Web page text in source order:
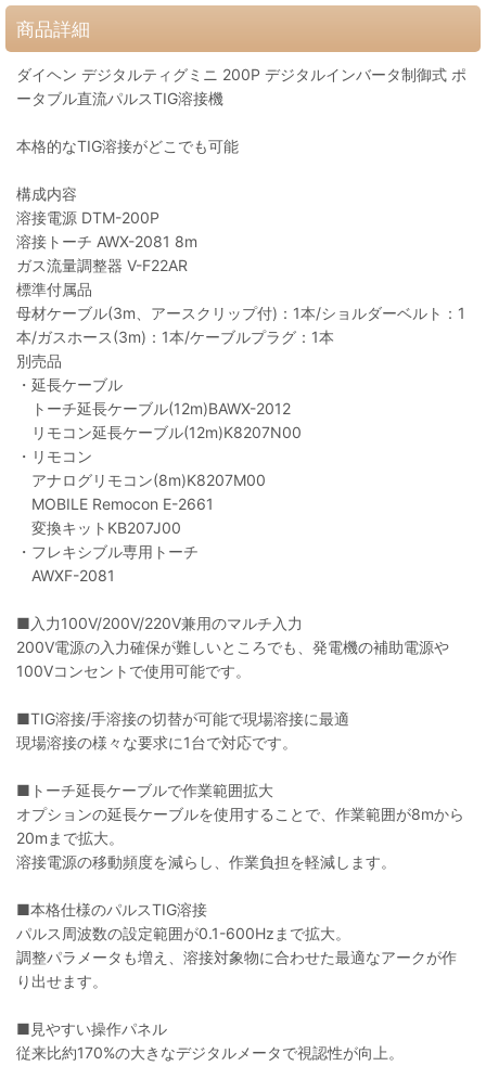
商品詳細
ダイヘン デジタルティグミニ 200P デジタルインバータ制御式 ポ
ータブル直流パルスTIG溶接機
本格的なTIG溶接がどこでも可能
構成内容
溶接電源 DTM-200P
溶接トーチ AWX-2081 8m
ガス流量調整器 V-F22AR
標準付属品
母材ケーブル(3m、アースクリップ付)：1本/ショルダーベルト：1
本/ガスホース(3m)：1本/ケーブルプラグ：1本
別売品
・延長ケーブル
トーチ延長ケーブル(12m)BAWX-2012
リモコン延長ケーブル(12m)K8207N00
・リモコン
アナログリモコン(8m)K8207M00
MOBILE Remocon E-2661
変換キットKB207J00
・フレキシブル専用トーチ
AWXF-2081
■入力100V/200V/220V兼用のマルチ入力
200V電源の入力確保が難しいところでも、発電機の補助電源や
100Vコンセントで使用可能です。
■TIG溶接/手溶接の切替が可能で現場溶接に最適
現場溶接の様々な要求に1台で対応です。
■トーチ延長ケーブルで作業範囲拡大
オプションの延長ケーブルを使用することで、作業範囲が8mから
20mまで拡大。
溶接電源の移動頻度を減らし、作業負担を軽減します。
■本格仕様のパルスTIG溶接
パルス周波数の設定範囲が0.1-600Hzまで拡大。
調整パラメータも増え、溶接対象物に合わせた最適なアークが作
り出せます。
■見やすい操作パネル
従来比約170%の大きなデジタルメータで視認性が向上。